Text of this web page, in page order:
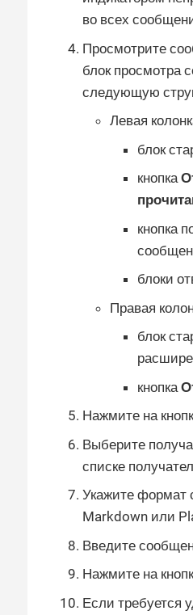
во всех
Просмотрите
блок просмотра
следующую
Левая
блок
кнопка
кнопка
блоки
Правая
блок
кнопка
Нажмите на
Выберите
списке
Укажите формат
Markdown или
Введите
Нажмите на
Если требуется